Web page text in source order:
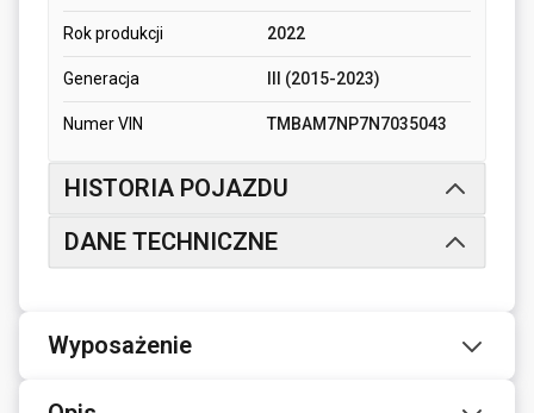
Rok produkcji 2022
Generacja III (2015-2023)
Numer VIN TMBAM7NP7N7035043
HISTORIA POJAZDU
DANE TECHNICZNE
Wyposażenie